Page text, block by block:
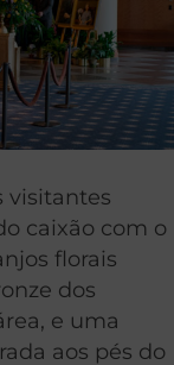
visitantes
caixão com o
florais
dos
e uma
aos pés do